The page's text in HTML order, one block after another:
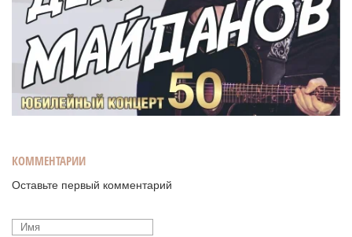
КОММЕНТАРИИ
Оставьте первый комментарий